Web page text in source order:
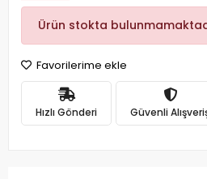
Ürün stokta
Favorilerime ekle
Hızlı Gönderi Güvenli